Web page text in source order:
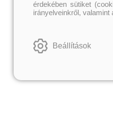
érdekében sütiket
irányelveinkről,
Beállítások